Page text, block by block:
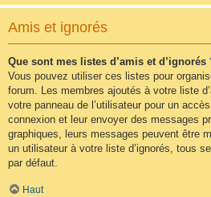
Amis et ignorés
Que sont mes listes d’amis et d’ignorés
Vous pouvez utiliser ces listes pour
forum. Les membres ajoutés à votre liste
votre panneau de l’utilisateur pour un
connexion et leur envoyer des messages
graphiques, leurs messages peuvent être
un utilisateur à votre liste d’ignorés, tous
par défaut.
Haut